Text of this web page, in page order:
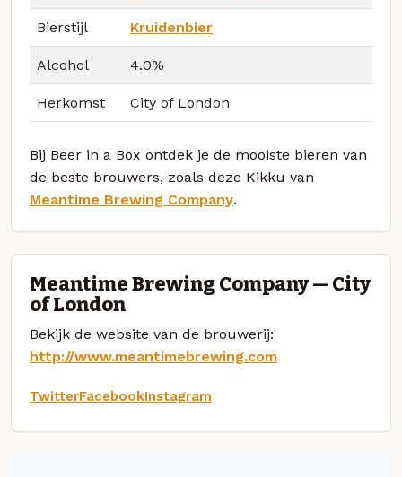
Bierstijl Kruidenbier
Alcohol 4.0%
Herkomst City of London
Bij Beer in a Box ontdek je de mooiste bieren van
de beste brouwers, zoals deze Kikku van
Meantime Brewing Company.
Meantime Brewing Company — City
of London
Bekijk de website van de brouwerij:
http://www.meantimebrewing.com
TwitterFacebookInstagram